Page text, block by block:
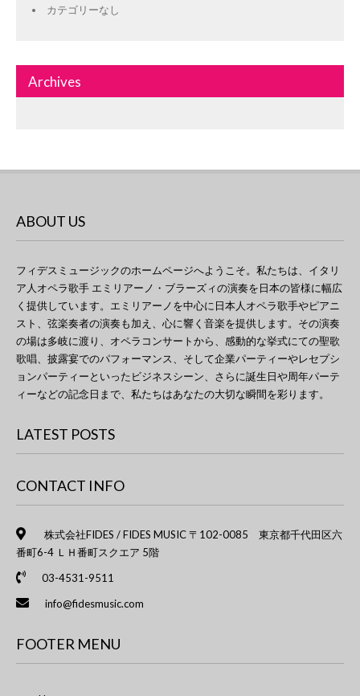
カテゴリーなし
Archives
ABOUT US
フィデスミュージックのホームページへようこそ。私たちは、イタリ
ア人オペラ歌手 エミリアーノ・ブラーズィの演奏を日本の皆様に幅広
く提供しています。エミリアーノを中心に日本人オペラ歌手やピアニ
スト、弦楽奏者の演奏も加え、心に響く音楽を提供します。その演奏
の場は多岐に渡り、オペラコンサートから、感動的な挙式にての聖歌
歌唱、披露宴でのパフォーマンス、そして企業パーティーやレセプシ
ョンパーティーといったビジネスシーン、さらに誕生日や周年パーテ
ィーなどの記念日まで、私たちはあなたの大切な瞬間を彩ります。
LATEST POSTS
CONTACT INFO
株式会社FIDES / FIDES MUSIC 〒102-0085 東京都千代田区六
番町6-4 ＬＨ番町スクエア 5階
03-4531-9511
info@fidesmusic.com
FOOTER MENU